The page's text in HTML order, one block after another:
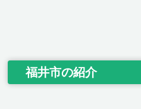
福井市の紹介